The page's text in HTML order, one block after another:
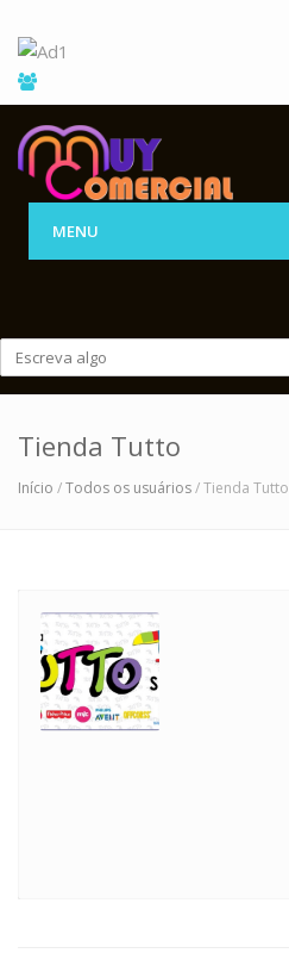
MENU
Tienda Tutto
Início /Todos os usuários/ Tienda Tutto